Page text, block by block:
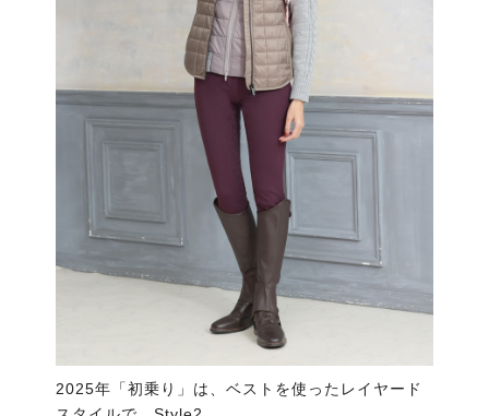
2025年「初乗り」は、ベストを使ったレイヤード